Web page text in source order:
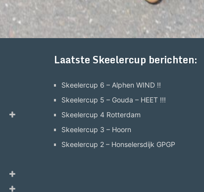
Laatste Skeelercup berichten:
Skeelercup 6 – Alphen WIND !!
Skeelercup 5 – Gouda – HEET !!!
Skeelercup 4 Rotterdam
Skeelercup 3 – Hoorn
Skeelercup 2 – Honselersdijk GPGP